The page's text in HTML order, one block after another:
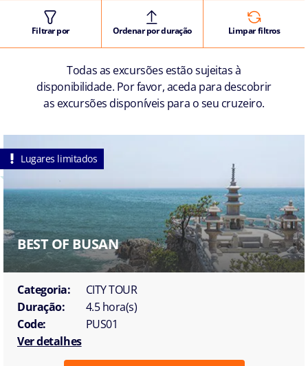
Filtrar por Ordenar por duração Limpar filtros
Todas as excursões estão sujeitas à
disponibilidade. Por favor, aceda para descobrir
as excursões disponíveis para o seu cruzeiro.
Lugares limitados
BEST OF BUSAN
Categoria:
CITY TOUR
Duração:
4.5 hora(s)
Code:
PUS01
Ver detalhes